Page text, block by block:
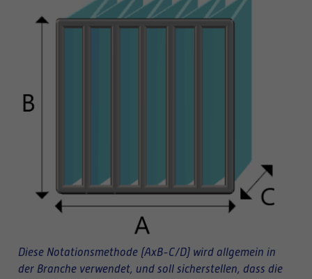
Diese Notationsmethode (AxB-C/D) wird allgemein in
der Branche verwendet, und soll sicherstellen, dass die